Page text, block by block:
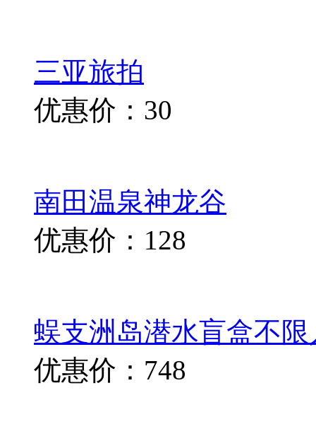
三亚旅拍
优惠价：30
南田温泉神龙谷
优惠价：128
蜈支洲岛潜水盲盒不
优惠价：748